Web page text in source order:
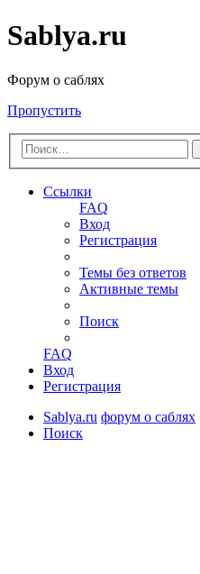
Sablya.ru
Форум о саблях
Пропустить
Ссылки
FAQ
Вход
Регистрация
Темы без ответов
Активные темы
Поиск
FAQ
Вход
Регистрация
Sablya.ru форум о саблях
Поиск